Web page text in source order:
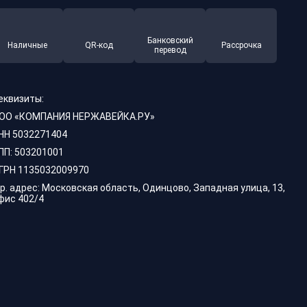
Наличные QR-код
Банковский
перевод
Рассрочка
«КОМПАНИЯ НЕРЖАВЕЙКА.РУ»
5032271404
503201001
1135032009970
адрес: Московская область, Одинцово, Западная улица, 13,
402/4